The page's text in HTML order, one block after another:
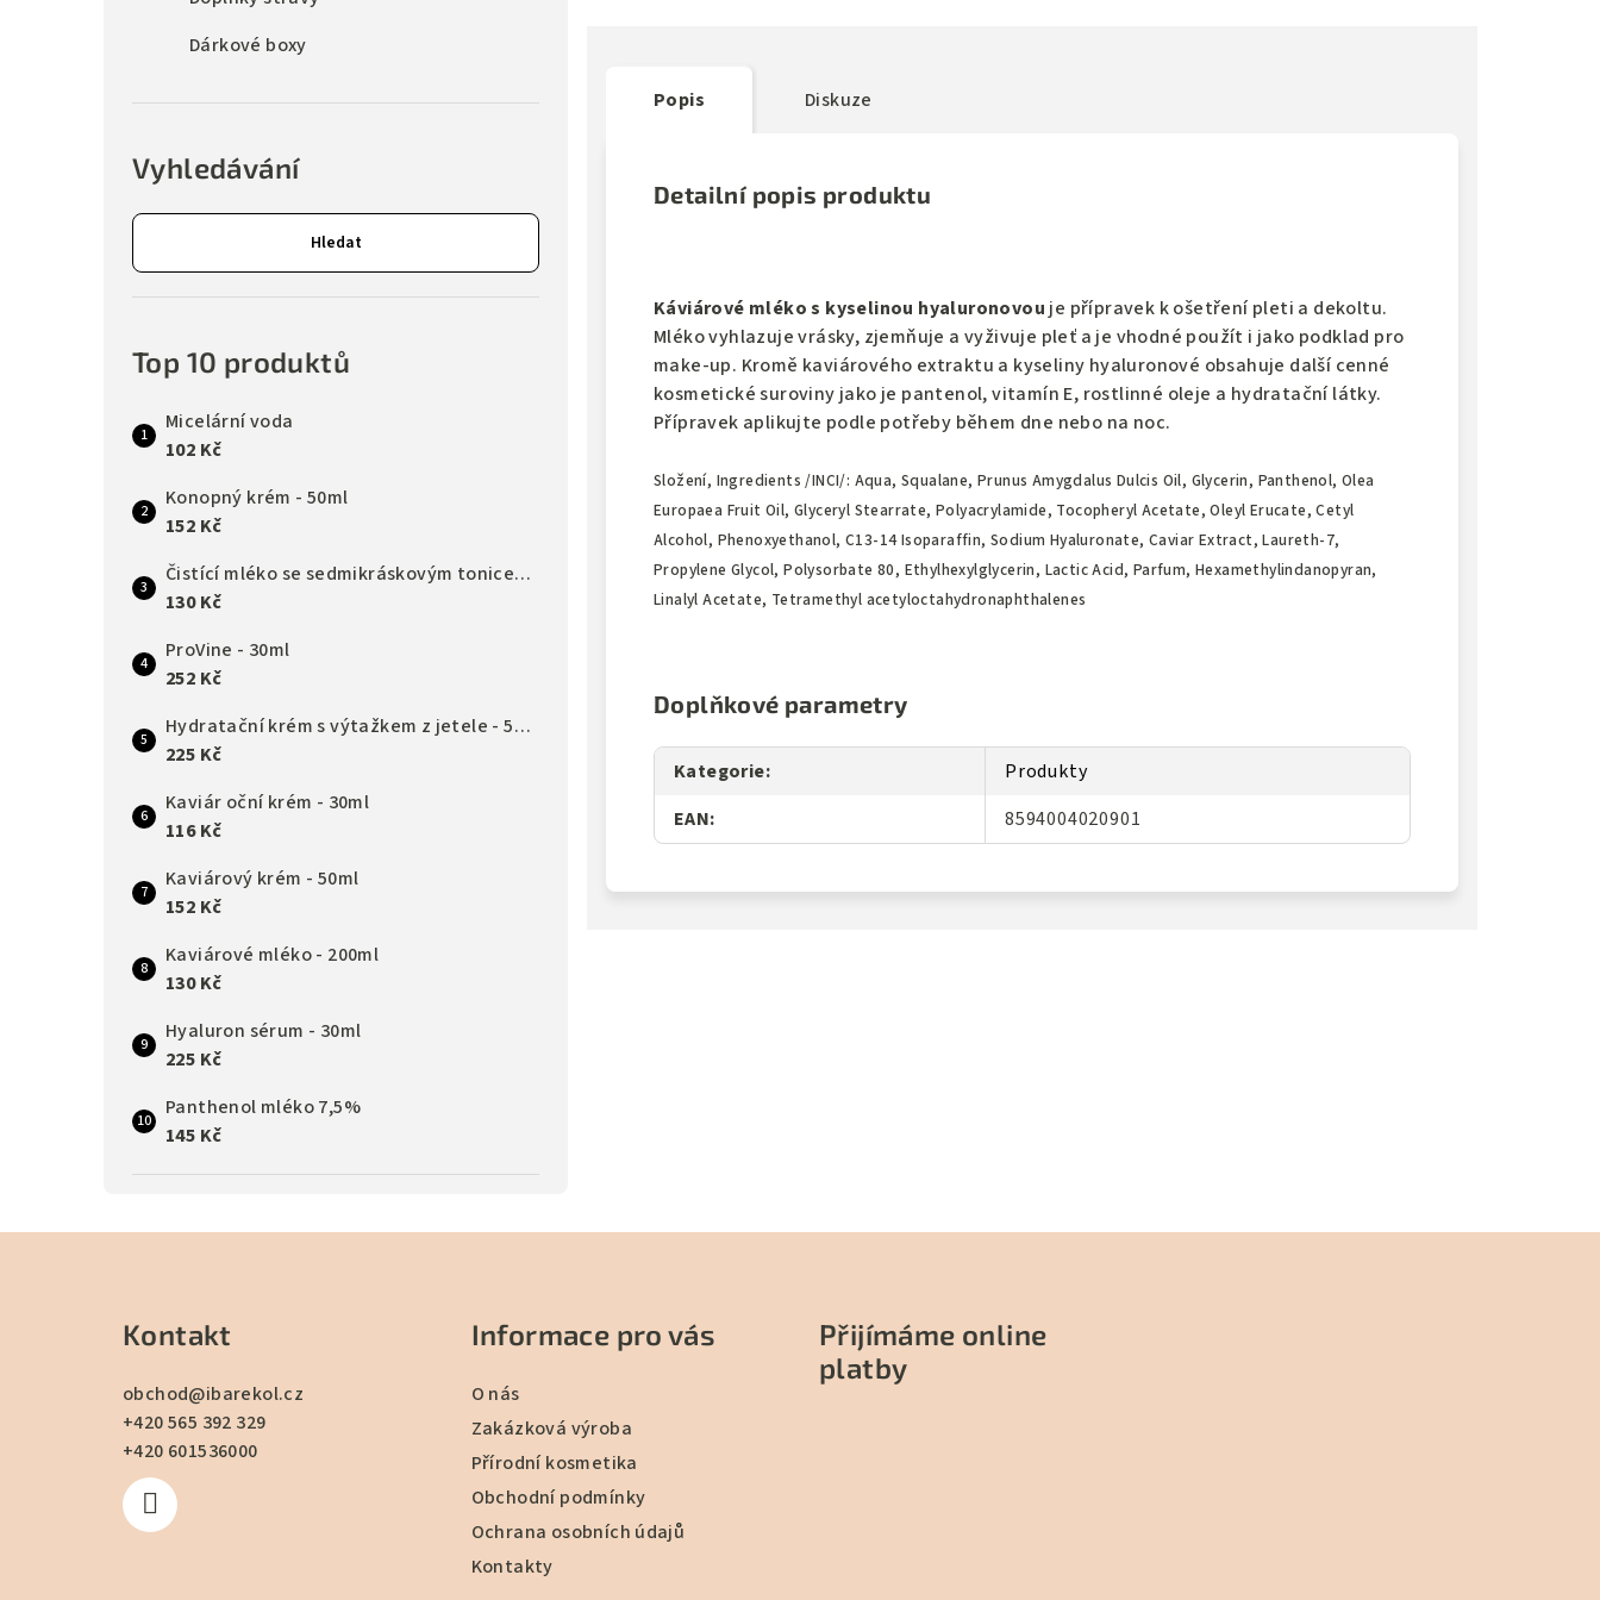
Dárkové boxy
Vyhledávání
Hledat
Top 10 produktů
Micelární voda
102 Kč
Konopný krém - 50ml
152 Kč
Čistící mléko se sedmikráskovým tonicem - 200ml
130 Kč
ProVine - 30ml
252 Kč
Hydratační krém s výtažkem z jetele - 50ml
225 Kč
Kaviár oční krém - 30ml
116 Kč
Kaviárový krém - 50ml
152 Kč
Kaviárové mléko - 200ml
130 Kč
Hyaluron sérum - 30ml
225 Kč
Panthenol mléko 7,5%
145 Kč
Popis Diskuze
Detailní popis produktu
Káviárové mléko s kyselinou hyaluronovou je přípravek k ošetření pleti a dekoltu.
Mléko vyhlazuje vrásky, zjemňuje a vyživuje pleť a je vhodné použít i jako podklad pro
make‑up. Kromě kaviárového extraktu a kyseliny hyaluronové obsahuje další cenné
kosmetické suroviny jako je pantenol, vitamín E, rostlinné oleje a hydratační látky.
Přípravek aplikujte podle potřeby během dne nebo na noc.
Složení, Ingredients /INCI/: Aqua, Squalane, Prunus Amygdalus Dulcis Oil, Glycerin, Panthenol, Olea
Europaea Fruit Oil, Glyceryl Stearrate, Polyacrylamide, Tocopheryl Acetate, Oleyl Erucate, Cetyl
Alcohol, Phenoxyethanol, C13-14 Isoparaffin, Sodium Hyaluronate, Caviar Extract, Laureth-7,
Propylene Glycol, Polysorbate 80, Ethylhexylglycerin, Lactic Acid, Parfum, Hexamethylindanopyran,
Linalyl Acetate, Tetramethyl acetyloctahydronaphthalenes
Doplňkové parametry
Kategorie:
Produkty
EAN: 8594004020901
Kontakt
obchod@ibarekol.cz
+420 565 392 329
+420 601536000
Informace pro vás
O nás
Zakázková výroba
Přírodní kosmetika
Obchodní podmínky
Ochrana osobních údajů
Kontakty
Přijímáme online
platby